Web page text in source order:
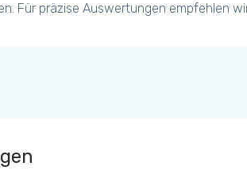
Für präzise Auswertungen empfehlen